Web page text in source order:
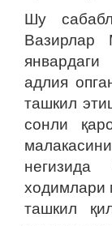
Шу
Вазирлар
адлия
ташкил
сонли
ходимлари
ташкил